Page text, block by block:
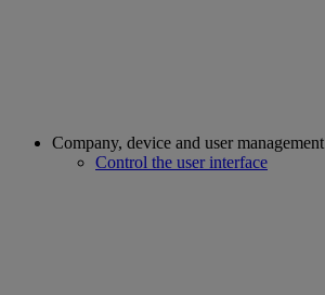
Company, device and user management
Control the user interface